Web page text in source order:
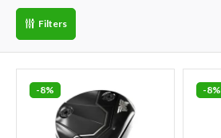
Filters
-8% -8%